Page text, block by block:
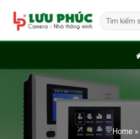
content
Tìm
kiếm:
Home »